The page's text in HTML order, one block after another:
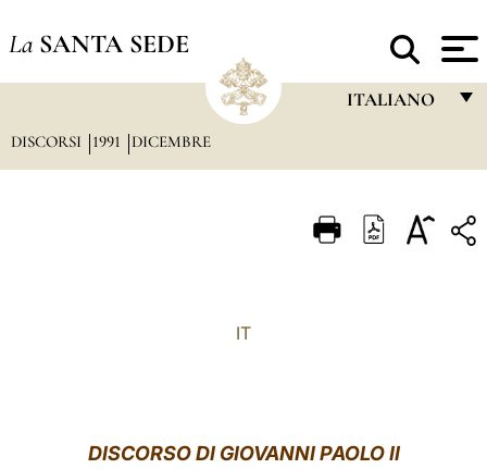
La SANTA SEDE
ITALIANO
ITALIANO
DISCORSI 1991 DICEMBRE
IT
DISCORSO DI GIOVANNI PAOLO II